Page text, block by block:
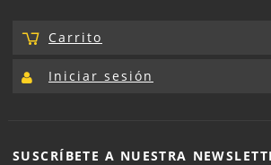
Carrito
Iniciar sesión
SUSCRÍBETE A NUESTRA